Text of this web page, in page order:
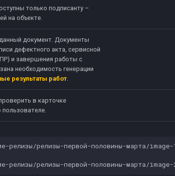
только подписанту –
на объекте.
документ. Документы
дефектного акта, сервисной
и завершения работы с
необходимость генерации
результаты работ
в карточке
релизы-первой-половины-марта/